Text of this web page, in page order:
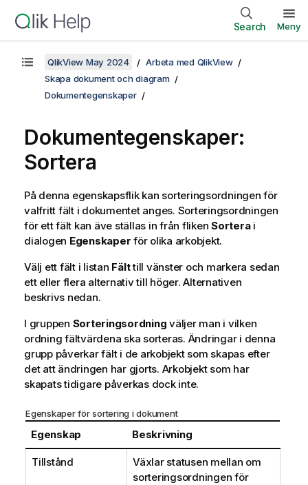
Search Meny
QlikView May 2024
Arbeta med QlikView
Skapa dokument och diagram
Dokumentegenskaper
Dokumentegenskaper:
Sortera
På denna egenskapsflik kan sorteringsordningen för
valfritt fält i dokumentet anges. Sorteringsordningen
för ett fält kan äve ställas in från fliken Sorterai
dialogen Egenskaper för olika arkobjekt.
Välj ett fält i listan Fälttill vänster och markera sedan
ett eller flera alternativ till höger. Alternativen
beskrivs nedan.
I gruppen Sorteringsordning väljer man i vilken
ordning fältvärdena ska sorteras. Ändringar i denna
grupp påverkar fält i de arkobjekt som skapas efter
det att ändringen har gjorts. Arkobjekt som har
skapats tidigare påverkas dock inte.
Egenskaper för sortering i dokument
Egenskap Beskrivning
Tillstånd
Växlar statusen mellan om
sorteringsordningen för